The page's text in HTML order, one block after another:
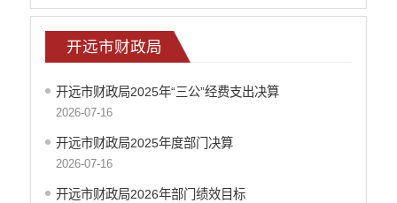
中共开远市委办公室
开远市人大常委会办公室
开远市人民政府办公室
中国共产党开远市委员会组织部
中共开远市委宣传部
中共开远市委统一战线工作部
开远市财政局
开远市财政局2025年“三公”经费支出决算
2026-07-16
开远市财政局2025年度部门决算
2026-07-16
开远市财政局2026年部门绩效目标